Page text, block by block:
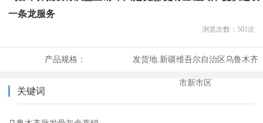
一条龙服务
浏览次数： 501 次
产品规格： 发货地:新疆维吾尔自治区乌鲁木齐
市新市区
关键词